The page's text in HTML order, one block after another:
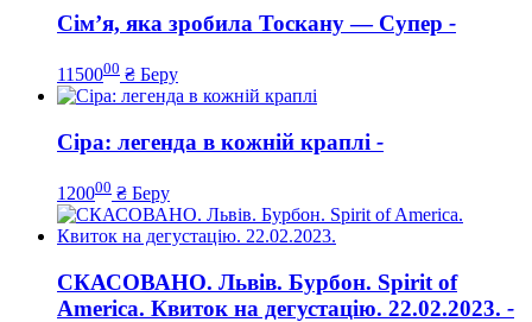
Сім’я, яка зробила Тоскану — Супер -
1150000 ₴ Беру
Сіра: легенда в кожній краплі -
120000 ₴ Беру
СКАСОВАНО. Львів. Бурбон. Spirit оf
America. Квиток на дегустацію. 22.02.2023. -